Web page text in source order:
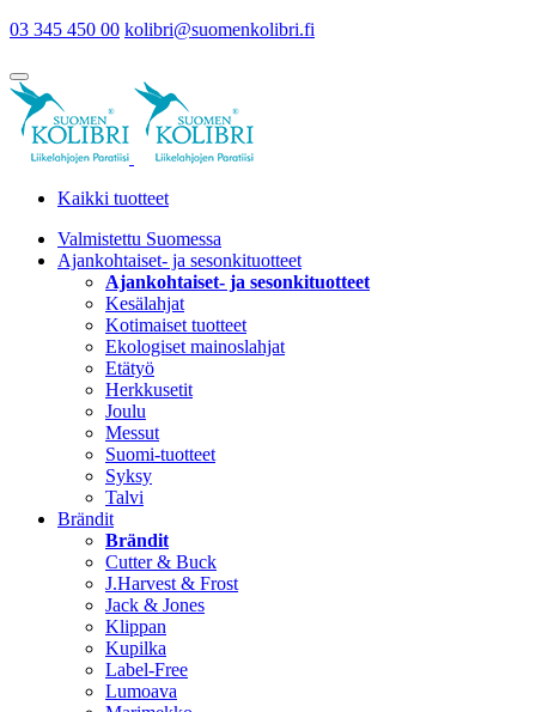
03 345 450 00 kolibri@suomenkolibri.fi
Kaikki tuotteet
Valmistettu Suomessa
Ajankohtaiset- ja sesonkituotteet
Ajankohtaiset- ja sesonkituotteet
Kesälahjat
Kotimaiset tuotteet
Ekologiset mainoslahjat
Etätyö
Herkkusetit
Joulu
Messut
Suomi-tuotteet
Syksy
Talvi
Brändit
Brändit
Cutter & Buck
J.Harvest & Frost
Jack & Jones
Klippan
Kupilka
Label-Free
Lumoava